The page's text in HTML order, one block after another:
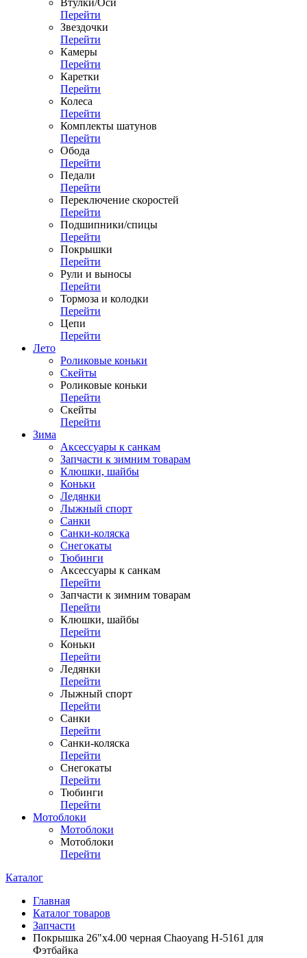
Втулки/Оси
Перейти
Звездочки
Перейти
Камеры
Перейти
Каретки
Перейти
Колеса
Перейти
Комплекты шатунов
Перейти
Обода
Перейти
Педали
Перейти
Переключение скоростей
Перейти
Подшипники/спицы
Перейти
Покрышки
Перейти
Рули и выносы
Перейти
Тормоза и колодки
Перейти
Цепи
Перейти
Лето
Роликовые коньки
Скейты
Роликовые коньки
Перейти
Скейты
Перейти
Зима
Аксессуары к санкам
Запчасти к зимним товарам
Клюшки, шайбы
Коньки
Ледянки
Лыжный спорт
Санки
Санки-коляска
Снегокаты
Тюбинги
Аксессуары к санкам
Перейти
Запчасти к зимним товарам
Перейти
Клюшки, шайбы
Перейти
Коньки
Перейти
Ледянки
Перейти
Лыжный спорт
Перейти
Санки
Перейти
Санки-коляска
Перейти
Снегокаты
Перейти
Тюбинги
Перейти
Мотоблоки
Мотоблоки
Мотоблоки
Перейти
Каталог
Главная
Каталог товаров
Запчасти
Покрышка 26"х4.00 черная Chaoyang Н-5161 для
Фэтбайка